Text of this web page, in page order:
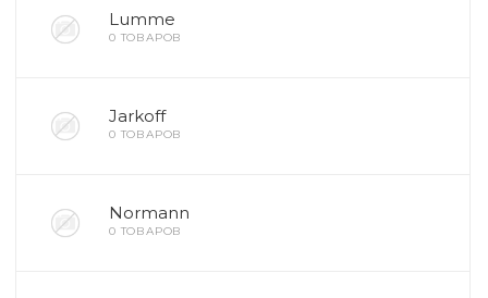
Lumme
0 ТОВАРОВ
Jarkoff
0 ТОВАРОВ
Normann
0 ТОВАРОВ